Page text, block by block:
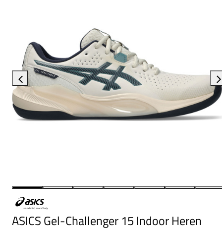
ASICS Gel-Challenger 15 Indoor Heren